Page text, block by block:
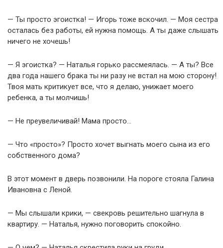
— Ты просто эгоистка! — Игорь тоже вскочил. — Моя сестра
осталась без работы, ей нужна помощь. А ты даже слышать
ничего не хочешь!
— Я эгоистка? — Наталья горько рассмеялась. — А ты? Все
два года нашего брака ты ни разу не встал на мою сторону!
Твоя мать критикует все, что я делаю, унижает моего
ребенка, а ты молчишь!
— Не преувеличивай! Мама просто…
— Что «просто»? Просто хочет выгнать моего сына из его
собственного дома?
В этот момент в дверь позвонили. На пороге стояла Галина
Ивановна с Леной.
— Мы слышали крики, — свекровь решительно шагнула в
квартиру. — Наталья, нужно поговорить спокойно.